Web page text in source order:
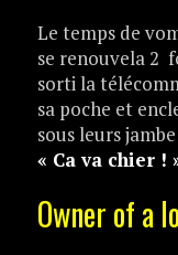
Le temps de
se renouvela 2
sorti la
sa poche et
sous leurs
« Ca va chier
Owner of a